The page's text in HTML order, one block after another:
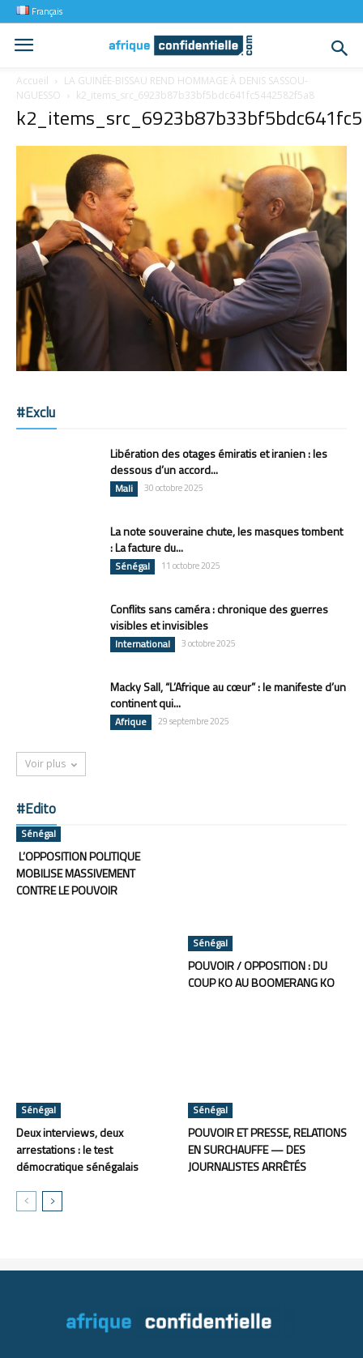
Français
Accueil
LA GUINÉE-BISSAU REND HOMMAGE À DENIS SASSOU-
NGUESSO
k2_items_src_6923b87b33bf5bdc641fc5442582f5a8
#Exclu
Libération des otages émiratis et iranien : les
dessous d’un accord...
Mali 30 octobre 2025
La note souveraine chute, les masques tombent
: La facture du...
Sénégal 11 octobre 2025
Conflits sans caméra : chronique des guerres
visibles et invisibles
International 3 octobre 2025
Macky Sall, “L’Afrique au cœur” : le manifeste d’un
continent qui...
Afrique 29 septembre 2025
Voir plus
#Edito
Sénégal
L’OPPOSITION POLITIQUE
MOBILISE MASSIVEMENT
CONTRE LE POUVOIR
Sénégal
POUVOIR / OPPOSITION : DU
COUP KO AU BOOMERANG KO
Sénégal
Deux interviews, deux
arrestations : le test
démocratique sénégalais
Sénégal
POUVOIR ET PRESSE, RELATIONS
EN SURCHAUFFE — DES
JOURNALISTES ARRÊTÉS